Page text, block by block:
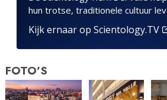
hun trotse, traditionele cultuur
Kijk ernaar op Scientology.TV
FOTO’S